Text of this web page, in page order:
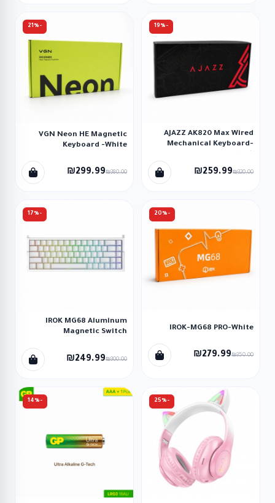
-19%
AJAZZ AK820 Max Wired
Mechanical Keyboard-
₪259.99₪320.00
-21%
VGN Neon HE Magnetic
Keyboard -White
₪299.99₪380.00
-20%
IROK-MG68 PRO-White
₪279.99₪350.00
-17%
IROK MG68 Aluminum
Magnetic Switch
₪249.99₪300.00
-25%
-14%